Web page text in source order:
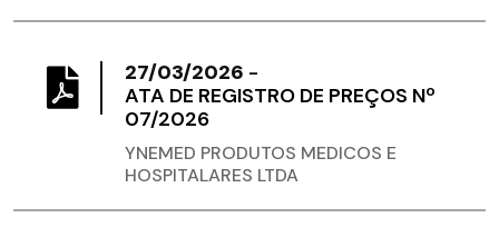
27/03/2026 -
ATA DE REGISTRO DE PREÇOS Nº
07/2026
YNEMED PRODUTOS MEDICOS E
HOSPITALARES LTDA